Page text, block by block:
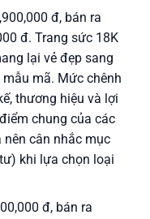
đ, bán ra
đ. Trang sức 18K
lại vẻ đẹp sang
mã. Mức chênh
thương hiệu và lợi
chung của các
cân nhắc mục
khi lựa chọn loại
đ, bán ra